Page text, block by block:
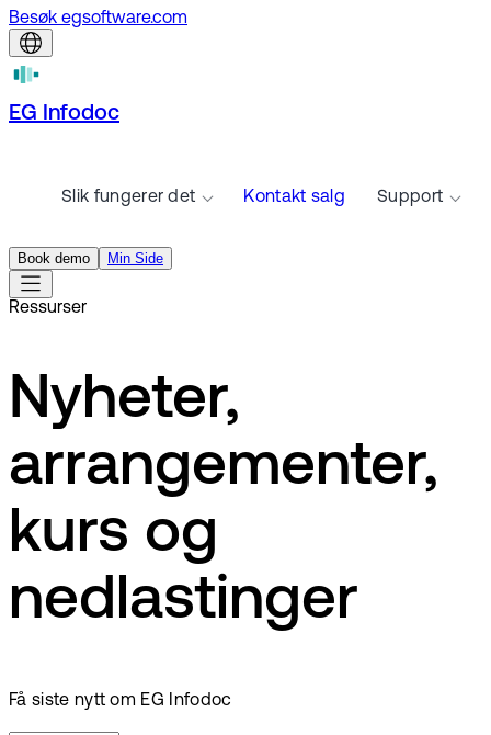
Besøk egsoftware.com
EG Infodoc
Slik fungerer det Kontakt salg Support
Book demo Min Side
Ressurser
Nyheter,
arrangementer,
kurs og
nedlastinger
Få siste nytt om EG Infodoc